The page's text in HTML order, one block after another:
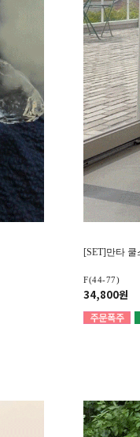
[SET]만타
F(44-77)
34,800원